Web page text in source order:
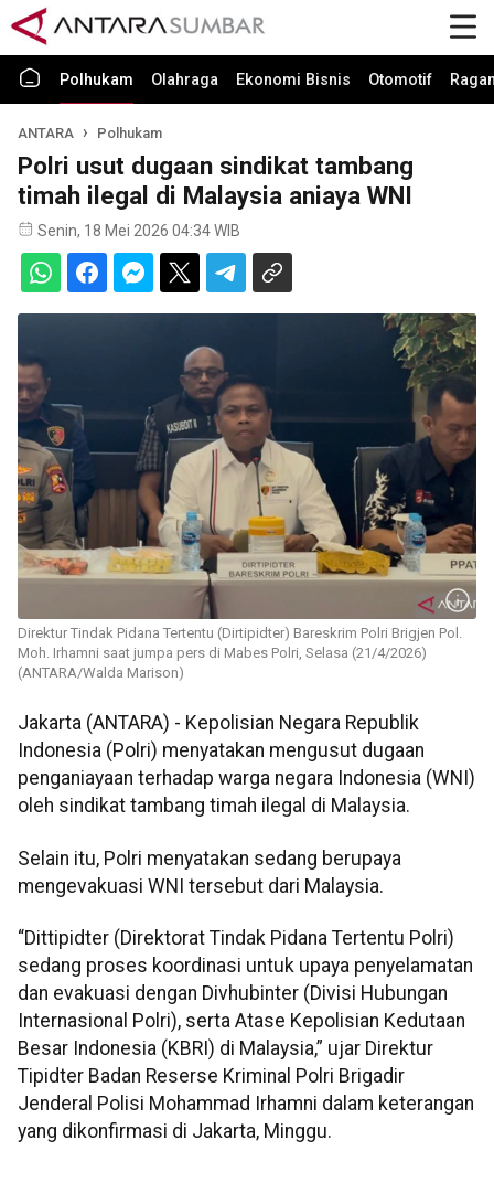
Polhukam Olahraga Ekonomi Bisnis Otomotif
ANTARA Polhukam
Polri usut dugaan sindikat tambang
timah ilegal di Malaysia aniaya WNI
Senin, 18 Mei 2026 04:34 WIB
Direktur Tindak Pidana Tertentu (Dirtipidter) Bareskrim Polri Brigjen Pol.
Moh. Irhamni saat jumpa pers di Mabes Polri, Selasa (21/4/2026)
(ANTARA/Walda Marison)
Jakarta (ANTARA) - Kepolisian Negara Republik
Indonesia (Polri) menyatakan mengusut dugaan
penganiayaan terhadap warga negara Indonesia (WNI)
oleh sindikat tambang timah ilegal di Malaysia.
Selain itu, Polri menyatakan sedang berupaya
mengevakuasi WNI tersebut dari Malaysia.
“Dittipidter (Direktorat Tindak Pidana Tertentu Polri)
sedang proses koordinasi untuk upaya penyelamatan
dan evakuasi dengan Divhubinter (Divisi Hubungan
Internasional Polri), serta Atase Kepolisian Kedutaan
Besar Indonesia (KBRI) di Malaysia,” ujar Direktur
Tipidter Badan Reserse Kriminal Polri Brigadir
Jenderal Polisi Mohammad Irhamni dalam keterangan
yang dikonfirmasi di Jakarta, Minggu.